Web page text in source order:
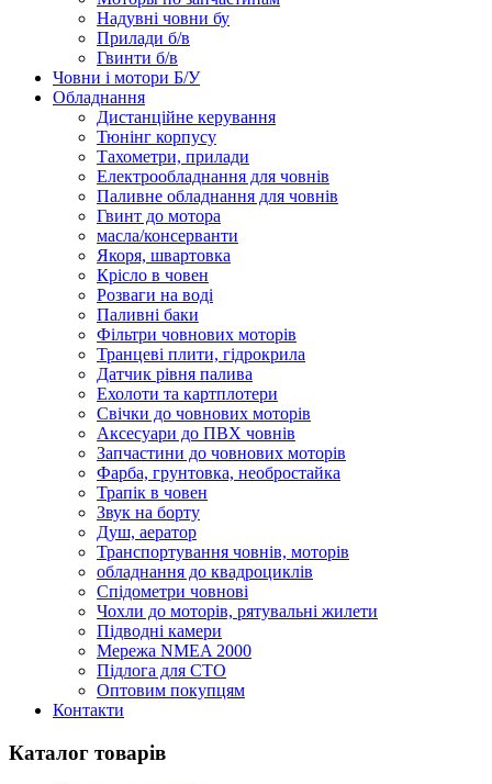
Надувні човни бу
Прилади б/в
Гвинти б/в
Човни і мотори Б/У
Обладнання
Дистанційне керування
Тюнінг корпусу
Тахометри, прилади
Електрообладнання для човнів
Паливне обладнання для човнів
Гвинт до мотора
масла/консерванти
Якоря, швартовка
Крісло в човен
Розваги на воді
Паливні баки
Фільтри човнових моторів
Транцеві плити, гідрокрила
Датчик рівня палива
Ехолоти та картплотери
Cвічки до човнових моторів
Аксесуари до ПВХ човнів
Запчастини до човнових моторів
Фарба, грунтовка, необростайка
Трапік в човен
Звук на борту
Душ, аератор
Транспортування човнів, моторів
обладнання до квадроциклів
Спідометри човнові
Чохли до моторів, рятувальні жилети
Підводні камери
Мережа NMEA 2000
Підлога для СТО
Оптовим покупцям
Контакти
Каталог товарів